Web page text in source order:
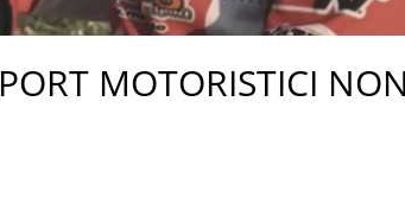
MOTORISTICI